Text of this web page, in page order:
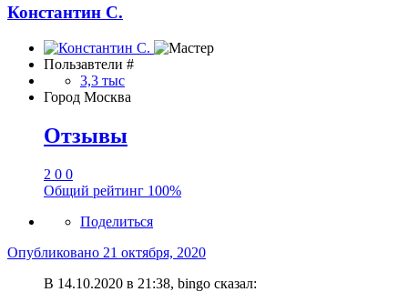
Константин С.
Пользавтели #
3,3 тыс
Город Москва
Отзывы
2 0 0
Общий рейтинг 100%
Поделиться
Опубликовано 21 октября, 2020
В 14.10.2020 в 21:38, bingo сказал: